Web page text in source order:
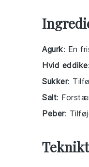
Agurk: En
Hvid eddike
Sukker:
Salt:
Peber: